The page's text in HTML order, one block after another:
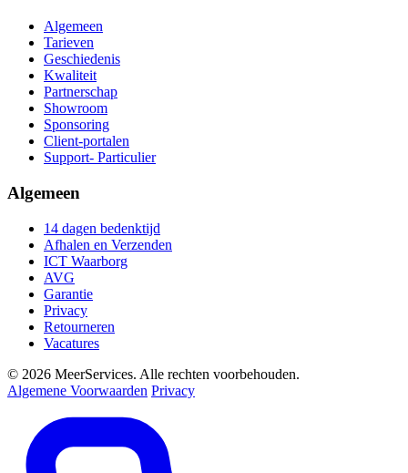
Algemeen
Tarieven
Geschiedenis
Kwaliteit
Partnerschap
Showroom
Sponsoring
Client-portalen
Support- Particulier
Algemeen
14 dagen bedenktijd
Afhalen en Verzenden
ICT Waarborg
AVG
Garantie
Privacy
Retourneren
Vacatures
© 2026 MeerServices. Alle rechten voorbehouden.
Algemene Voorwaarden Privacy